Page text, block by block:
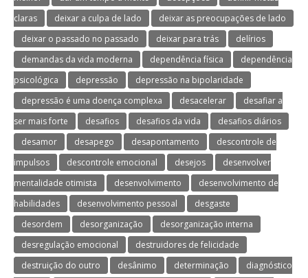
claras
deixar a culpa de lado
deixar as preocupações de lado
deixar o passado no passado
deixar para trás
delírios
demandas da vida moderna
dependência física
dependência
psicológica
depressão
depressão na bipolaridade
depressão é uma doença complexa
desacelerar
desafiar a
ser mais forte
desafios desafios da vida
desafios diários
desamor
desapego desapontamento
descontrole de
impulsos
descontrole emocional desejos
desenvolver
mentalidade otimista
desenvolvimento
desenvolvimento de
habilidades
desenvolvimento pessoal
desgaste
desordem
desorganização
desorganização interna
desregulação emocional
destruidores de felicidade
destruição do outro
desânimo determinação diagnóstico